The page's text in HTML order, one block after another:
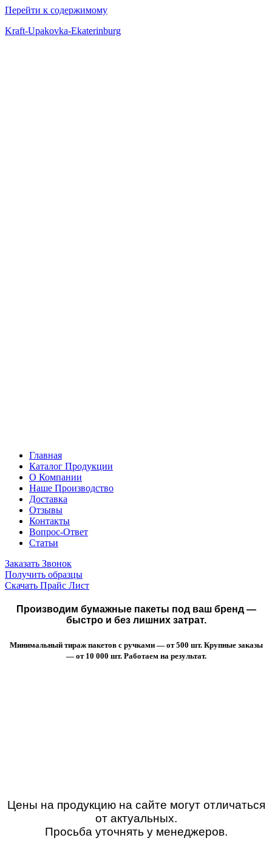
Перейти к содержимому
Kraft-Upakovka-Ekaterinburg
Главная
Каталог Продукции
О Компании
Наше Производство
Доставка
Отзывы
Контакты
Вопрос-Ответ
Статьи
Заказать Звонок
Получить образцы
Скачать Прайс Лист
Производим бумажные пакеты под ваш бренд —
быстро и без лишних затрат.
Минимальный тираж пакетов с ручками — от 500 шт. Крупные заказы
— от 10 000 шт. Работаем на результат.
Цены на продукцию на сайте могут отличаться
от актуальных.
Просьба уточнять у менеджеров.